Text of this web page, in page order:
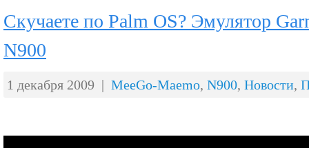
Скучаете по Palm OS? Эмулятор
N900
1 декабря 2009 | MeeGo-Maemo, N900, Новости,